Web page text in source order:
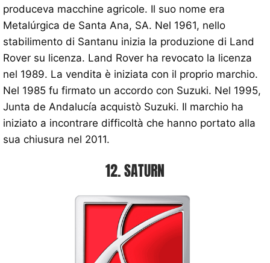
produceva macchine agricole. Il suo nome era
Metalúrgica de Santa Ana, SA. Nel 1961, nello
stabilimento di Santanu inizia la produzione di Land
Rover su licenza. Land Rover ha revocato la licenza
nel 1989. La vendita è iniziata con il proprio marchio.
Nel 1985 fu firmato un accordo con Suzuki. Nel 1995,
Junta de Andalucía acquistò Suzuki. Il marchio ha
iniziato a incontrare difficoltà che hanno portato alla
sua chiusura nel 2011.
12. SATURN